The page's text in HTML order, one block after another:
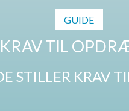
GUIDE
TIL
STILLER KRAV